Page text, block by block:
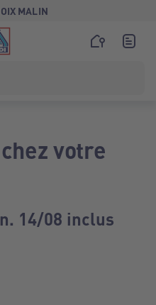
MALIN
votre
14/08 inclus